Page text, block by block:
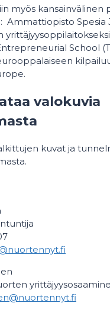
myös kansainvälinen
Ammattiopisto Spesia
School
valokuvia
kuvat ja